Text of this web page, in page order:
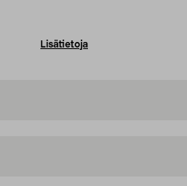
Lisätietoja